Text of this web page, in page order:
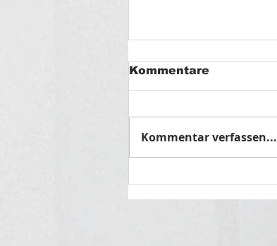
Kommentare
Kommentar verfassen...